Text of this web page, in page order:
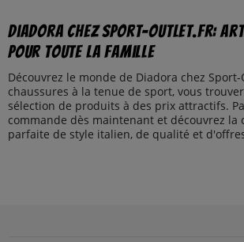
Diadora chez Sport-Outlet.fr:
pour toute la famille
Découvrez le monde de Diadora chez
chaussures à la tenue de sport, vous
sélection de produits à des prix attractifs.
commande dès maintenant et découvrez la
parfaite de style italien, de qualité et